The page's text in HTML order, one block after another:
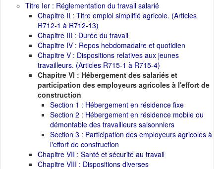
Titre Ier : Réglementation du travail salarié
Chapitre II : Titre emploi simplifié agricole. (Articles
R712-1 à R712-13)
Chapitre III : Durée du travail
Chapitre IV : Repos hebdomadaire et quotidien
Chapitre V : Dispositions relatives aux jeunes
travailleurs. (Articles R715-1 à R715-4)
Chapitre VI : Hébergement des salariés et
participation des employeurs agricoles à l'effort de
construction
Section 1 : Hébergement en résidence fixe
Section 2 : Hébergement en résidence mobile ou
démontable des travailleurs saisonniers
Section 3 : Participation des employeurs agricoles à
l'effort de construction
Chapitre VII : Santé et sécurité au travail
Chapitre VIII : Dispositions diverses